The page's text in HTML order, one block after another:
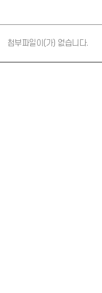
첨부파일이(가) 없습니다.